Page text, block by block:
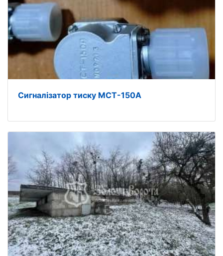
Сигналізатор тиску МСТ-150А